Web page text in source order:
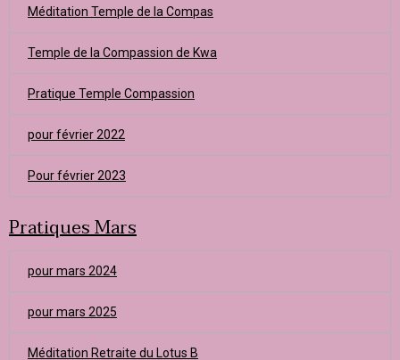
Méditation Temple de la Compas
Temple de la Compassion de Kwa
Pratique Temple Compassion
pour février 2022
Pour février 2023
Pratiques Mars
pour mars 2024
pour mars 2025
Méditation Retraite du Lotus B